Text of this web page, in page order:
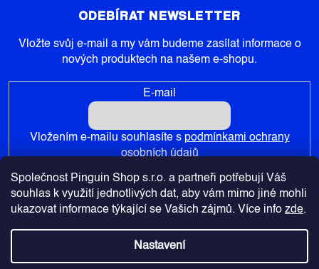
Společnost Pinguin Shop s.r.o. a partneři potřebují Váš
souhlas k využití jednotlivých dat, aby vám mimo jiné mohli
ukazovat informace týkající se Vašich zájmů. Více info zde.
Nastavení
ODEBÍRAT NEWSLETTER
Vložte svůj e-mail a my vám budeme zasílat informace o
nových produktech na našem e-shopu.
E-mail
Vložením e-mailu souhlasíte s podmínkami ochrany
osobních údajů
PŘIHLÁSIT SE
Pinguin-Shop.cz. Všechna práva vyhrazena.